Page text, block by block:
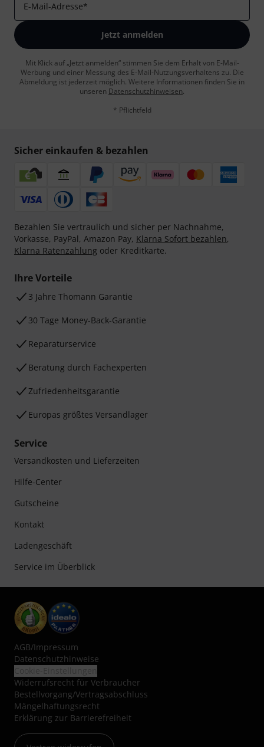
E-Mail-Adresse*
Jetzt anmelden
Mit Klick auf „Jetzt anmelden“ stimmen Sie dem Erhalt von E-Mail-
Werbung und einer Messung des E-Mail-Nutzungsverhaltens zu. Die
Abmeldung ist jederzeit möglich. Weitere Informationen finden Sie in
unseren Datenschutzhinweisen.
* Pflichtfeld
Sicher einkaufen & bezahlen
Bezahlen Sie vertraulich und sicher per Nachnahme,
Vorkasse, PayPal, Amazon Pay, Klarna Sofort bezahlen,
Klarna Ratenzahlung oder Kreditkarte.
Ihre Vorteile
3 Jahre Thomann Garantie
30 Tage Money-Back-Garantie
Reparaturservice
Beratung durch Fachexperten
Zufriedenheitsgarantie
Europas größtes Versandlager
Service
Versandkosten und Lieferzeiten
Hilfe-Center
Gutscheine
Kontakt
Ladengeschäft
Service im Überblick
AGB/Impressum
Datenschutzhinweise
Widerrufsrecht für Verbraucher
Bestellvorgang/Vertragsabschluss
Mängelhaftungsrecht
Erklärung zur Barrierefreiheit